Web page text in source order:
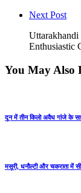
Next Post
Enthusiastic
You May Also
दून में तीन किलो अवैध गांजे के
मसूरी, धनौल्टी और चकराता में